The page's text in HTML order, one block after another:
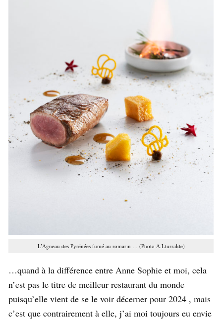
L’Agneau des Pyrénées fumé au romarin … (Photo A.Lturralde)
…quand à la différence entre Anne Sophie et moi, cela
n’est pas le titre de meilleur restaurant du monde
puisqu’elle vient de se le voir décerner pour 2024 , mais
c’est que contrairement à elle, j’ai moi toujours eu envie